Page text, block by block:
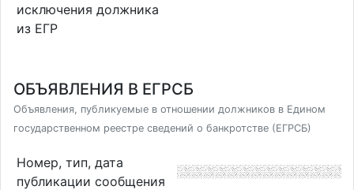
исключения должника
из ЕГР
ОБЪЯВЛЕНИЯ В ЕГРСБ
Объявления, публикуемые в отношении должников в Едином
государственном реестре сведений о банкротстве (ЕГРСБ)
Номер, тип, дата
публикации сообщения